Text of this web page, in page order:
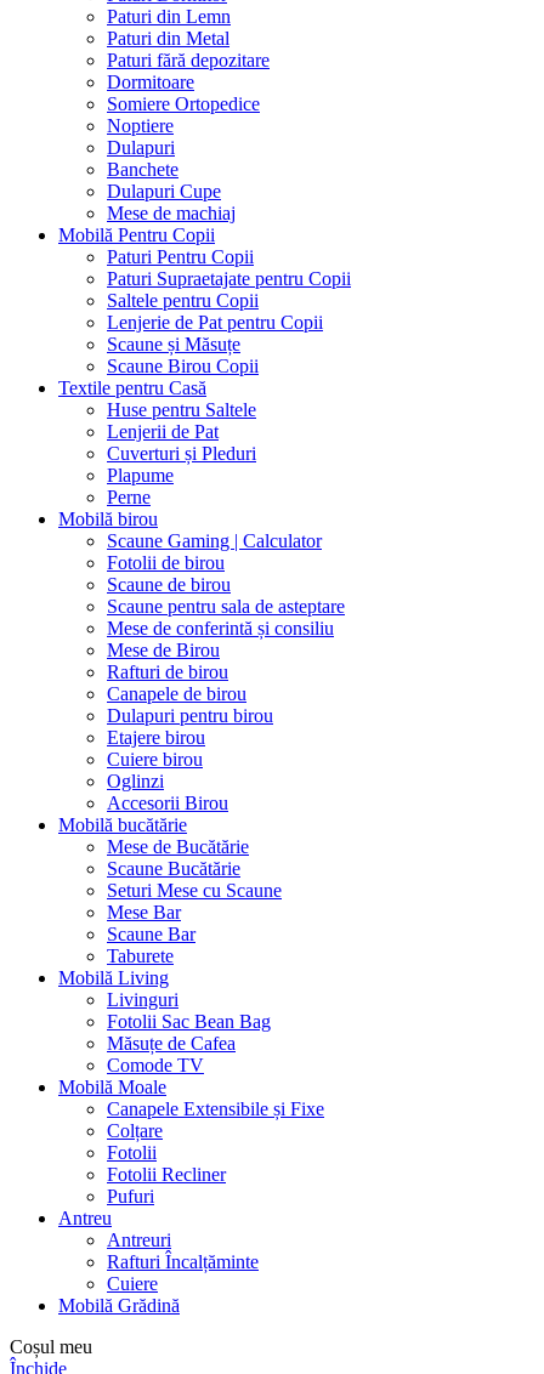
Paturi din Lemn
Paturi din Metal
Paturi fără depozitare
Dormitoare
Somiere Ortopedice
Noptiere
Dulapuri
Banchete
Dulapuri Cupe
Mese de machiaj
Mobilă Pentru Copii
Paturi Pentru Copii
Paturi Supraetajate pentru Copii
Saltele pentru Copii
Lenjerie de Pat pentru Copii
Scaune și Măsuțe
Scaune Birou Copii
Textile pentru Casă
Huse pentru Saltele
Lenjerii de Pat
Cuverturi și Pleduri
Plapume
Perne
Mobilă birou
Scaune Gaming | Calculator
Fotolii de birou
Scaune de birou
Scaune pentru sala de asteptare
Mese de conferintă și consiliu
Mese de Birou
Rafturi de birou
Canapele de birou
Dulapuri pentru birou
Etajere birou
Cuiere birou
Oglinzi
Accesorii Birou
Mobilă bucătărie
Mese de Bucătărie
Scaune Bucătărie
Seturi Mese cu Scaune
Mese Bar
Scaune Bar
Taburete
Mobilă Living
Livinguri
Fotolii Sac Bean Bag
Măsuțe de Cafea
Comode TV
Mobilă Moale
Canapele Extensibile și Fixe
Colțare
Fotolii
Fotolii Recliner
Pufuri
Antreu
Antreuri
Rafturi Încalțăminte
Cuiere
Mobilă Grădină
Coșul meu
Închide